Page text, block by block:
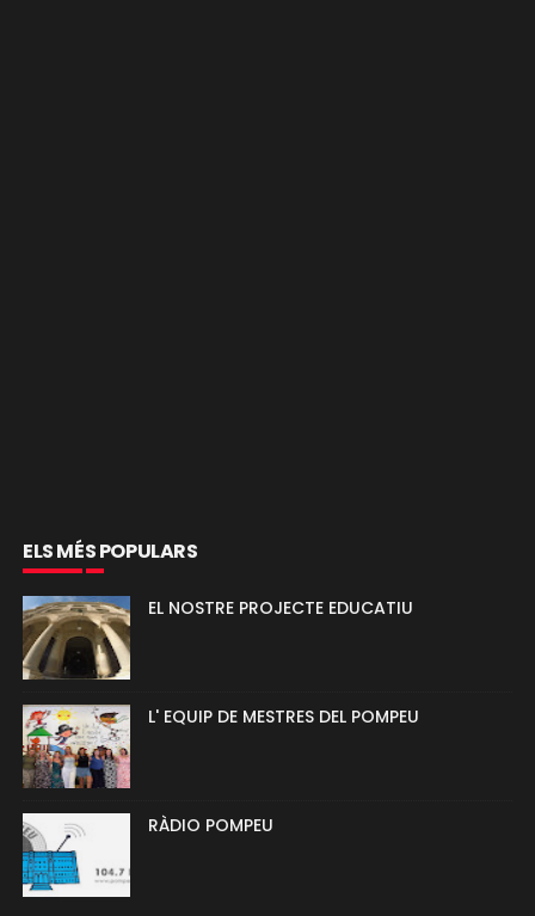
ELS MÉS POPULARS
EL NOSTRE PROJECTE EDUCATIU
L' EQUIP DE MESTRES DEL POMPEU
RÀDIO POMPEU